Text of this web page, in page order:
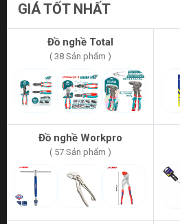
GIÁ TỐT NHẤT
Đồ nghề Total
( 38 Sản phẩm )
Đồ nghề Workpro
( 57 Sản phẩm )